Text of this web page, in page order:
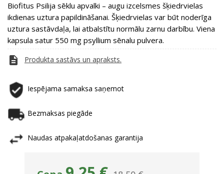
Biofitus Psilija sēklu apvalki – augu izcelsmes šķiedrvielas
ikdienas uztura papildināšanai. Šķiedrvielas var būt noderīga
uztura sastāvdaļa, lai atbalstītu normālu zarnu darbību. Viena
kapsula satur 550 mg psyllium sēnalu pulvera.
description Produkta sastāvs un apraksts.
Iespējama samaksa saņemot
Bezmaksas piegāde
Naudas atpakaļatdošanas garantija